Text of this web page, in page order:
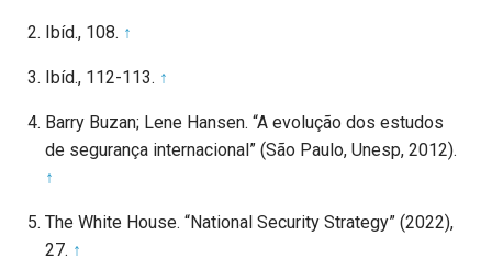
Ibíd., 108. ↑
Ibíd., 112-113. ↑
Barry Buzan; Lene Hansen. “A evolução dos estudos
de segurança internacional” (São Paulo, Unesp, 2012).
↑
The White House. “National Security Strategy” (2022),
27. ↑